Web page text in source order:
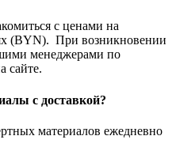
с ценами на
(BYN). При возникновении
менеджерами по
сайте.
с доставкой?
материалов ежедневно